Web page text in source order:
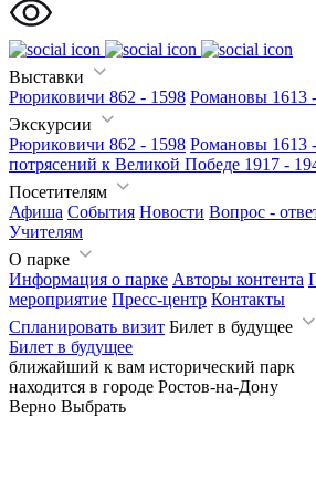
Выставки
Рюриковичи 862 - 1598 Романовы 1613
Экскурсии
Рюриковичи 862 - 1598 Романовы 1613
потрясений к Великой Победе 1917 -
Посетителям
Афиша События Новости Вопрос -
Учителям
О парке
Информация о парке Авторы контента
мероприятие Пресс-центр Контакты
Спланировать визит Билет в будущее
Билет в будущее
ближайший к вам исторический парк
находится в городе Ростов-на-Дону
Верно Выбрать